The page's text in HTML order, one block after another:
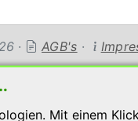
· AGB's ·
Mit einem